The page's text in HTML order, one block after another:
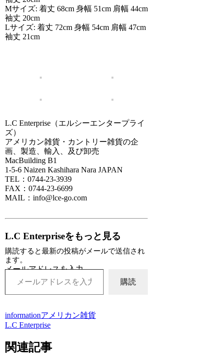
Mサイズ: 着丈 68cm 身幅 51cm 肩幅 44cm
袖丈 20cm
Lサイズ: 着丈 72cm 身幅 54cm 肩幅 47cm
袖丈 21cm
L.C Enterprise（エルシーエンタープライ
ズ）
アメリカン雑貨・カントリー雑貨の企
画、製造、輸入、及び卸売
MacBuilding B1
1-5-6 Naizen Kashihara Nara JAPAN
TEL：0744-23-3939
FAX：0744-23-6699
MAIL：info@lce-go.com
L.C Enterpriseをもっと見る
購読すると最新の投稿がメールで送信され
ます。
メールアドレスを入力...
購読
informationアメリカン雑貨
L.C Enterprise
関連記事